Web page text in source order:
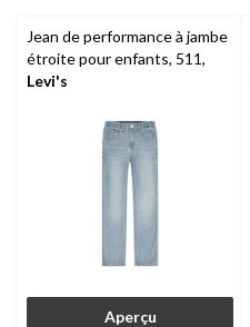
Jean de performance à jambe
étroite pour enfants, 511,
Levi's
Aperçu